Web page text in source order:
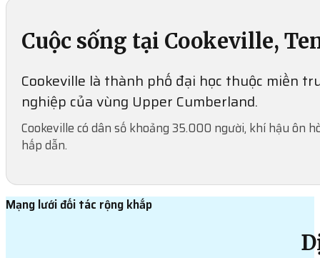
Cuộc sống tại Cookeville,
Cookeville là thành phố đại học thuộc miền
nghiệp của vùng Upper Cumberland.
Cookeville có dân số khoảng 35.000 người, khí hậu
hấp dẫn.
Mạng lưới đối tác rộng khắp